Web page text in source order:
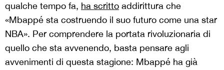
qualche tempo fa, ha scritto addirittura che
«Mbappé sta costruendo il suo futuro come una star
NBA». Per comprendere la portata rivoluzionaria di
quello che sta avvenendo, basta pensare agli
avvenimenti di questa stagione: Mbappé ha già